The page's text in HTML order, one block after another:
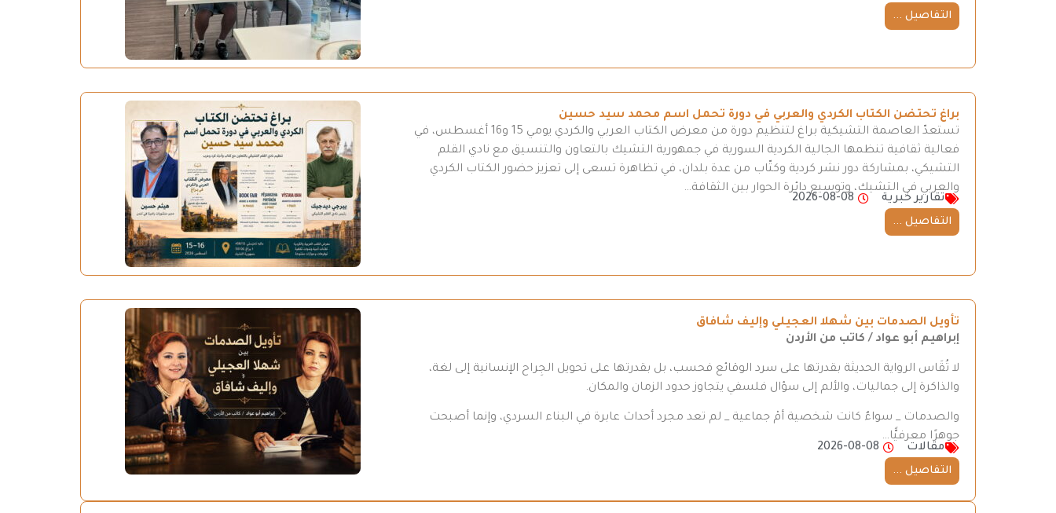
التفاصيل ...
براغ تحتضن الكتاب الكردي والعربي في دورة تحمل اسم محمد سيد حسين
تستعدّ العاصمة التشيكية براغ لتنظيم دورة من معرض الكتاب العربي والكردي يومي 15 و16 أغسطس، في
فعالية ثقافية تنظمها الجالية الكردية السورية في جمهورية التشيك بالتعاون والتنسيق مع نادي القلم
التشيكي، بمشاركة دور نشر كردية وكتّاب من عدة بلدان، في تظاهرة تسعى إلى تعزيز حضور الكتاب الكردي
والعربي في التشيك، وتوسيع دائرة الحوار بين الثقافة…
تقارير خبرية
2026-08-08
التفاصيل ...
تأويل الصدمات بين شهلا العجيلي وإليف شافاق
إبراهيم أبو عواد / كاتب من الأردن
لا تُقَاس الرواية الحديثة بقدرتها على سرد الوقائع فحسب، بل بقدرتها على تحويل الجِراح الإنسانية إلى لغة،
والذاكرة إلى جماليات، والألم إلى سؤال فلسفي يتجاوز حدود الزمان والمكان.
والصدمات _ سواءٌ كانت شخصية أمْ جماعية _ لم تعد مجرد أحداث عابرة في البناء السردي، وإنما أصبحت
جوهرًا معرفيًّا…
مقالات
2026-08-08
التفاصيل ...